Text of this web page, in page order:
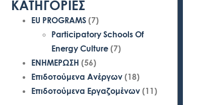
ΚΑΤΗΓΟΡΙΕΣ
EU PROGRAMS (7)
Participatory Schools Of
Energy Culture (7)
ΕΝΗΜΕΡΩΣΗ (56)
Επιδοτούμενα Ανέργων (18)
Επιδοτούμενα Εργαζομένων (11)